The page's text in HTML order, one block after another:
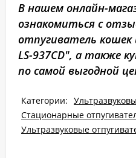
В нашем онлайн-
ознакомиться с
отпугиватель кошек
LS-937CD", а также
по самой выгодной
Категории:
Стационарные
Ультразвуковые